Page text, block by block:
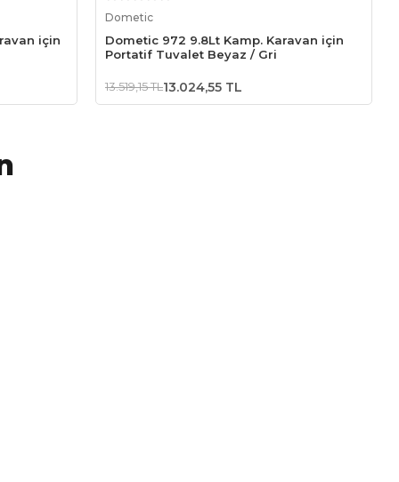
için
Dometic
Dometic 972 9.8Lt Kamp. Karavan için
Portatif Tuvalet Beyaz / Gri
13.519,15 TL13.024,55 TL